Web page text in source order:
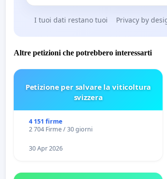
I tuoi dati restano tuoi Privacy by
Altre petizioni che potrebbero interessarti
Petizione per salvare la viticoltura
svizzera
4 151 firme
2 704 Firme / 30 giorni
30 Apr 2026